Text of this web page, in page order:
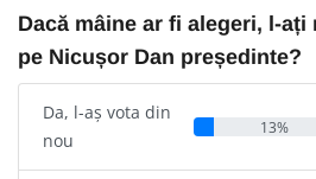
Dacă mâine ar fi alegeri, l-ați
pe Nicușor Dan președinte?
Da, l-aș vota din
nou
13%